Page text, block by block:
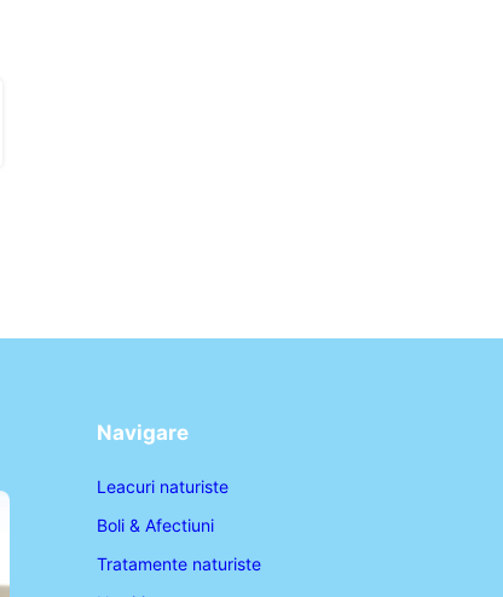
Navigare
Leacuri naturiste
Boli & Afectiuni
Tratamente naturiste